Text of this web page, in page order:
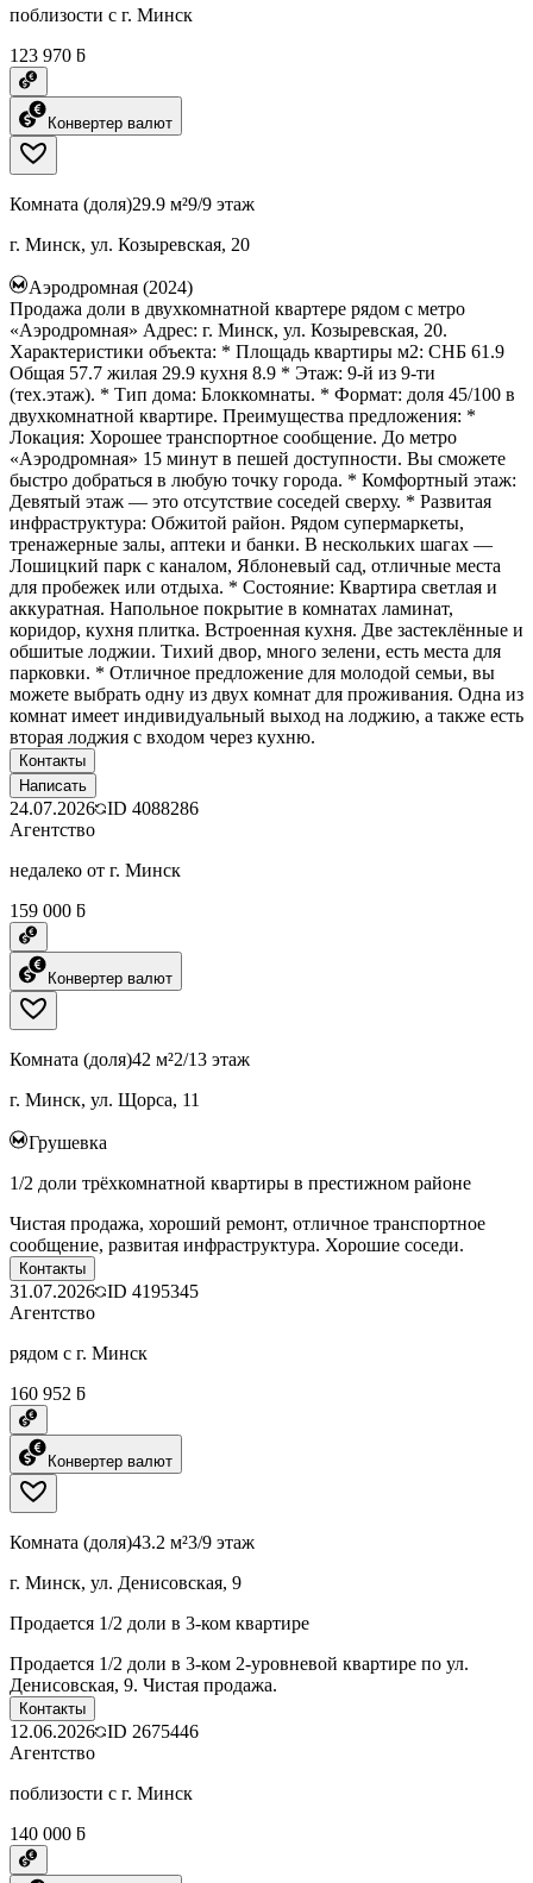
поблизости с г. Минск
123 970 ƃ
Конвертер валют
Комната (доля)29.9 м²9/9 этаж
г. Минск, ул. Козыревская, 20
Аэродромная (2024)
Продажа доли в двухкомнатной квартере рядом с метро
«Аэродромная» Адрес: г. Минск, ул. Козыревская, 20.
Характеристики объекта: * Площадь квартиры м2: СНБ 61.9
Общая 57.7 жилая 29.9 кухня 8.9 * Этаж: 9-й из 9-ти
(тех.этаж). * Тип дома: Блоккомнаты. * Формат: доля 45/100 в
двухкомнатной квартире. Преимущества предложения: *
Локация: Хорошее транспортное сообщение. До метро
«Аэродромная» 15 минут в пешей доступности. Вы сможете
быстро добраться в любую точку города. * Комфортный этаж:
Девятый этаж — это отсутствие соседей сверху. * Развитая
инфраструктура: Обжитой район. Рядом супермаркеты,
тренажерные залы, аптеки и банки. В нескольких шагах —
Лошицкий парк с каналом, Яблоневый сад, отличные места
для пробежек или отдыха. * Состояние: Квартира светлая и
аккуратная. Напольное покрытие в комнатах ламинат,
коридор, кухня плитка. Встроенная кухня. Две застеклённые и
обшитые лоджии. Тихий двор, много зелени, есть места для
парковки. * Отличное предложение для молодой семьи, вы
можете выбрать одну из двух комнат для проживания. Одна из
комнат имеет индивидуальный выход на лоджию, а также есть
вторая лоджия с входом через кухню.
Контакты
Написать
24.07.2026 ID 4088286
Агентство
недалеко от г. Минск
159 000 ƃ
Конвертер валют
Комната (доля)42 м²2/13 этаж
г. Минск, ул. Щорса, 11
Грушевка
1/2 доли трёхкомнатной квартиры в престижном районе
Чистая продажа, хороший ремонт, отличное транспортное
сообщение, развитая инфраструктура. Хорошие соседи.
Контакты
31.07.2026 ID 4195345
Агентство
рядом с г. Минск
160 952 ƃ
Конвертер валют
Комната (доля)43.2 м²3/9 этаж
г. Минск, ул. Денисовская, 9
Продается 1/2 доли в 3-ком квартире
Продается 1/2 доли в 3-ком 2-уровневой квартире по ул.
Денисовская, 9. Чистая продажа.
Контакты
12.06.2026 ID 2675446
Агентство
поблизости с г. Минск
140 000 ƃ